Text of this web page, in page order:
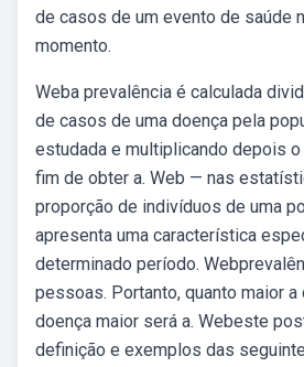
de casos de um evento de saúde
momento.
Weba prevalência é calculada
de casos de uma doença pela
estudada e multiplicando depois
fim de obter a. Web — nas
proporção de indivíduos de uma
apresenta uma característica
determinado período.
pessoas. Portanto, quanto maior a
doença maior será a. Webeste
definição e exemplos das